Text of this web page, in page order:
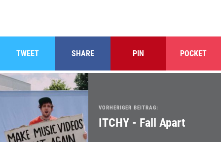
TWEET SHARE PIN POCKET
VORHERIGER BEITRAG:
ITCHY - Fall Apart